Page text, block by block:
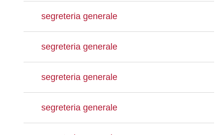
segreteria generale
segreteria generale
segreteria generale
segreteria generale